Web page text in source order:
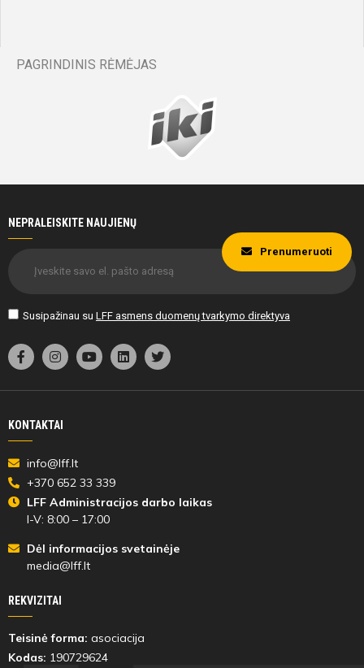
PAGRINDINIS RĖMĖJAS
NEPRALEISKITE NAUJIENŲ
Susipažinau su LFF asmens duomenų tvarkymo direktyva
Prenumeruoti
KONTAKTAI
info@lff.lt
+370 652 33 339
LFF Administracijos darbo laikas
I-V: 8:00 – 17:00
Dėl informacijos svetainėje
media@lff.lt
REKVIZITAI
Teisinė forma: asociacija
Kodas: 190729624